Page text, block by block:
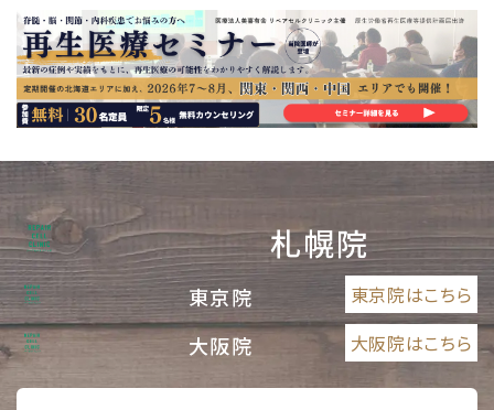
e
e
b
o
o
札幌院
東京院 東京院はこちら
大阪院 大阪院はこちら